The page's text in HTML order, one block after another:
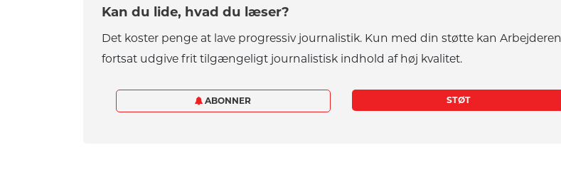
Kan du lide, hvad du læser?
Det koster penge at lave progressiv journalistik. Kun med din støtte kan Arbejderen
fortsat udgive frit tilgængeligt journalistisk indhold af høj kvalitet.
ABONNER STØT